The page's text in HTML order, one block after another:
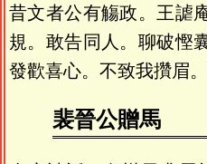
昔文者公有觴政。王謔
規。敢告同人。聊破慳
發歡喜心。不致我攢眉
裴晉公贈馬